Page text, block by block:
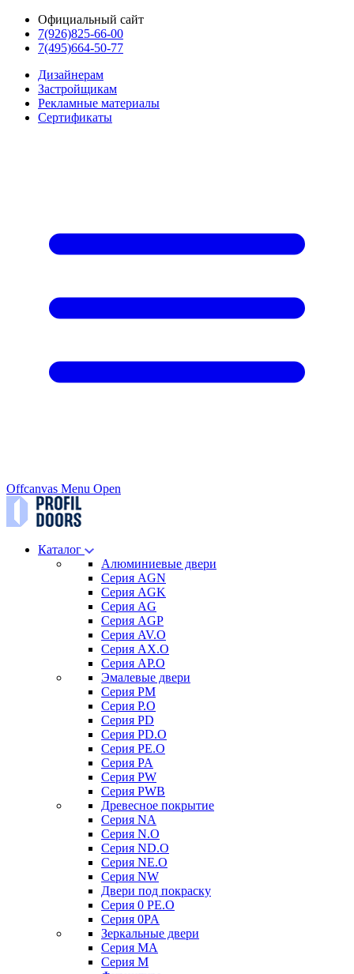
Официальный сайт
7(926)825-66-00
7(495)664-50-77
Дизайнерам
Застройщикам
Рекламные материалы
Сертификаты
Offcanvas Menu Open
Каталог
Алюминиевые двери
Серия AGN
Серия AGK
Серия AG
Серия AGP
Серия AV.O
Серия AX.O
Серия AP.O
Эмалевые двери
Серия PM
Серия P.O
Серия PD
Серия PD.O
Серия PE.O
Серия PA
Серия PW
Серия PWB
Древесное покрытие
Серия NA
Серия N.O
Серия ND.O
Серия NE.O
Серия NW
Двери под покраску
Серия 0 PE.O
Серия 0PA
Зеркальные двери
Серия MA
Серия M